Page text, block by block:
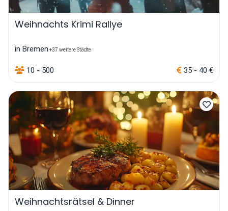
Weihnachts Krimi Rallye
in Bremen +37 weitere Städte
10 - 500 35 - 40 €
Weihnachtsrätsel & Dinner